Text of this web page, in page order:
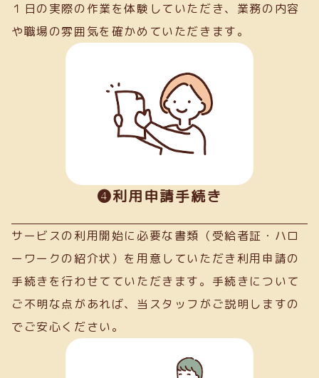
１日の実際の作業を体験していただき、業務の内容
や職場の雰囲気を確かめていただきます。
➍利用申請手続き
サービスの利用開始に必要な書類（受給者証・ハロ
ーワークの紹介状）を用意していただき利用申請の
手続きを行わせてていただきます。手続きについて
ご不明な点があれば、当スタッフがご説明しますの
でご安心ください。